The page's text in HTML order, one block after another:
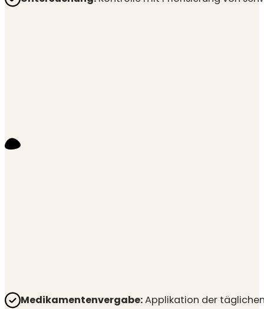
Medikamentenvergabe:Applikation der